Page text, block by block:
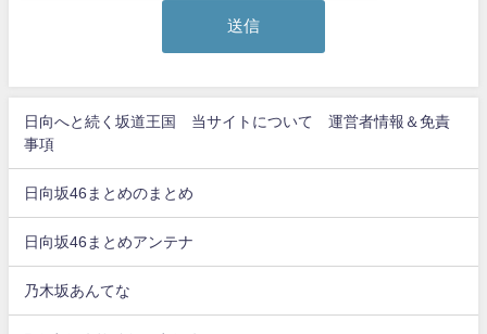
日向へと続く坂道王国 当サイトについて 運営者情報＆免責
事項
日向坂46まとめのまとめ
日向坂46まとめアンテナ
乃木坂あんてな